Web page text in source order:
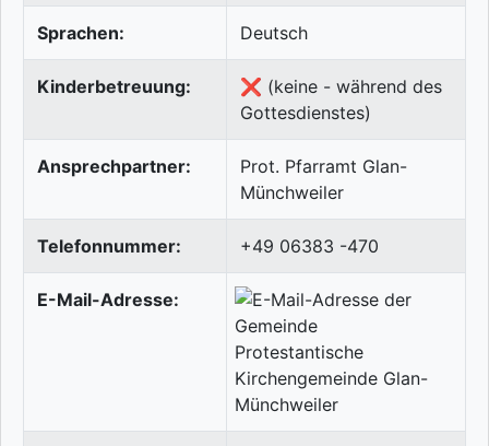
Sprachen: Deutsch
Kinderbetreuung:
❌ (keine - während des
Gottesdienstes)
Ansprechpartner:
Prot. Pfarramt Glan-
Münchweiler
Telefonnummer: +49 06383 -470
E-Mail-Adresse: